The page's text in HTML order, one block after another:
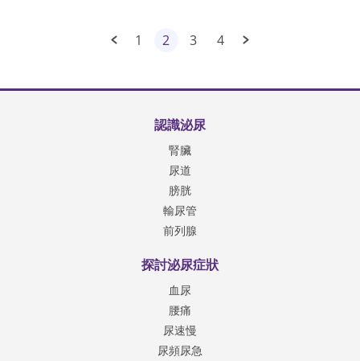
1 2 3 4
認識泌尿
腎臟
尿道
膀胱
輸尿管
前列腺
探討泌尿症狀
血尿
腰痛
尿速慢
尿頻尿急